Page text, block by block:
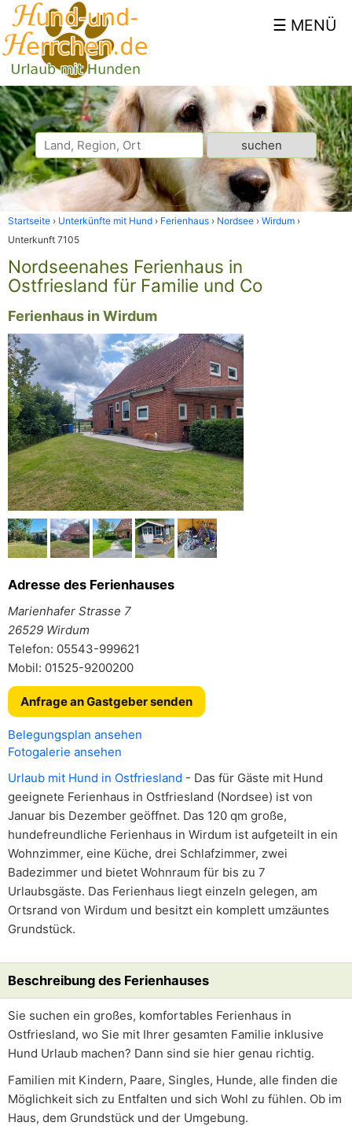
Startseite Unterkünfte mit Hund Ferienhaus Nordsee
Wirdum
Unterkunft 7105
Nordseenahes Ferienhaus in
Ostfriesland für Familie und Co
Ferienhaus in Wirdum
Adresse des Ferienhauses
Marienhafer Strasse 7
26529 Wirdum
Telefon: 05543-999621
Mobil: 01525-9200200
Anfrage an Gastgeber senden
Belegungsplan ansehen
Fotogalerie ansehen
Urlaub mit Hund in Ostfriesland - Das für Gäste mit Hund
geeignete Ferienhaus in Ostfriesland (Nordsee) ist von
Januar bis Dezember geöffnet. Das 120 qm große,
hundefreundliche Ferienhaus in Wirdum ist aufgeteilt in ein
Wohnzimmer, eine Küche, drei Schlafzimmer, zwei
Badezimmer und bietet Wohnraum für bis zu 7
Urlaubsgäste. Das Ferienhaus liegt einzeln gelegen, am
Ortsrand von Wirdum und besitzt ein komplett umzäuntes
Grundstück.
Beschreibung des Ferienhauses
Sie suchen ein großes, komfortables Ferienhaus in
Ostfriesland, wo Sie mit Ihrer gesamten Familie inklusive
Hund Urlaub machen? Dann sind sie hier genau richtig.
Familien mit Kindern, Paare, Singles, Hunde, alle finden die
Möglichkeit sich zu Entfalten und sich Wohl zu fühlen. Ob im
Haus, dem Grundstück und der Umgebung.